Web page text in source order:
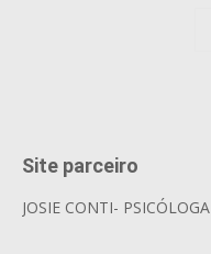
Site parceiro
JOSIE CONTI- PSICÓLOGA